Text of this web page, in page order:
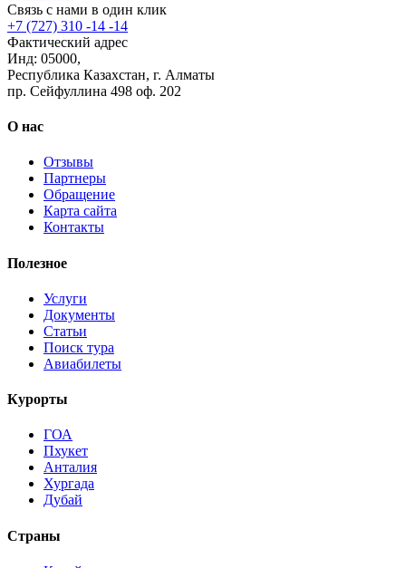
Связь с нами в один клик
+7 (727) 310 -14 -14
Фактический адрес
Инд: 05000,
Республика Казахстан, г. Алматы
пр. Сейфуллина 498 оф. 202
О нас
Отзывы
Партнеры
Обращение
Карта сайта
Контакты
Полезное
Услуги
Документы
Статьи
Поиск тура
Авиабилеты
Курорты
ГОА
Пхукет
Анталия
Хургада
Дубай
Страны